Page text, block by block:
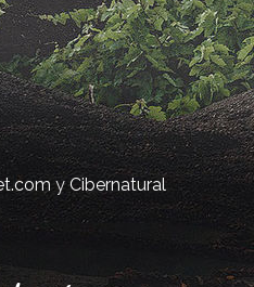
yCibernatural